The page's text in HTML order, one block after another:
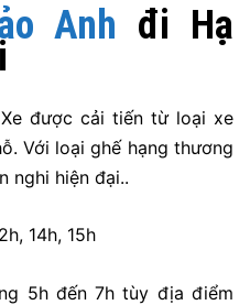
Anh đi Hạ
Xe được cải tiến từ loại xe
Với loại ghế hạng thương
nghi hiện đại..
14h, 15h
5h đến 7h tùy địa điểm